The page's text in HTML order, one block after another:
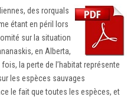
des rorquals
étant en péril lors
sur la situation
en Alberta,
la perte de l’habitat représente
les espèces sauvages
le fait que toutes les espèces, et